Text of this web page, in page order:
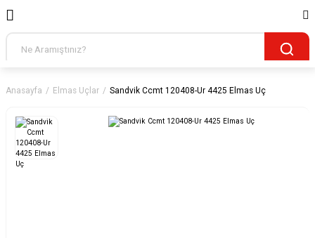
Anasayfa Elmas Uçlar Sandvik Ccmt 120408-Ur 4425 Elmas Uç